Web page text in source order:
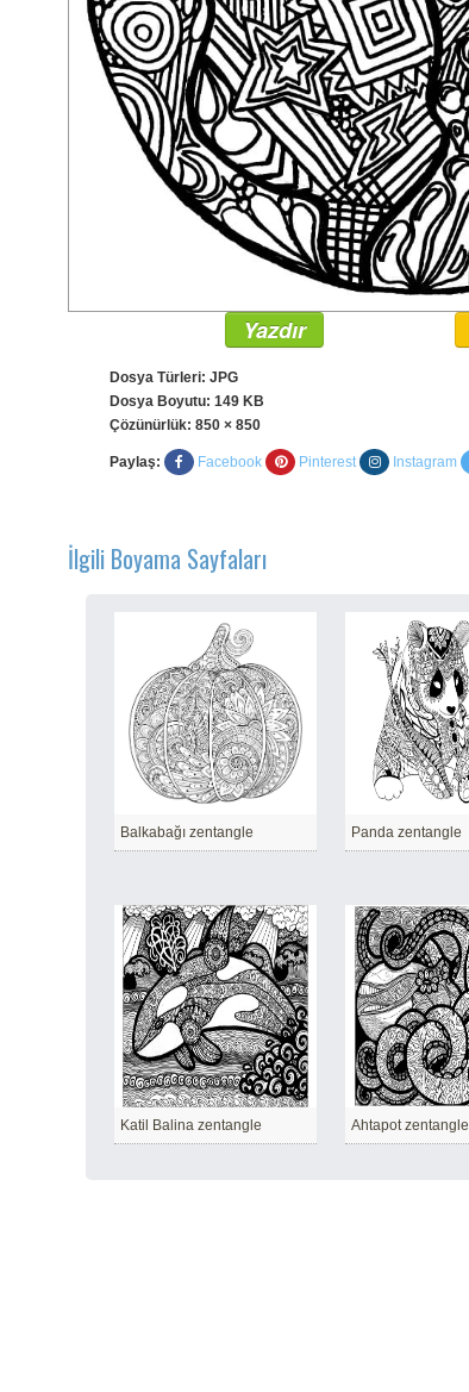
Yazdır
Dosya Türleri: JPG
Dosya Boyutu: 149 KB
Çözünürlük: 850 × 850
Paylaş: Facebook Pinterest Instagram
İlgili Boyama Sayfaları
Balkabağı zentangle Panda zentangle
Katil Balina zentangle Ahtapot zentangle